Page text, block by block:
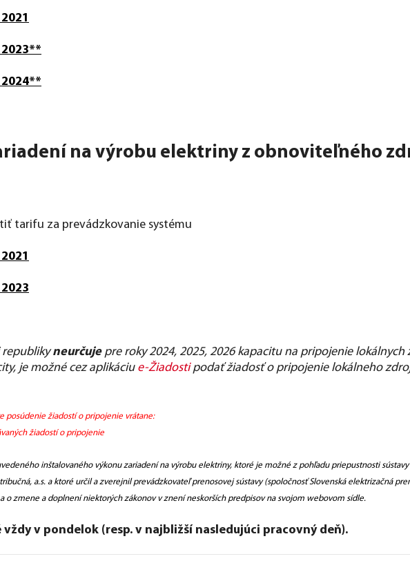
2023**
2024**
na výrobu elektriny z obnoviteľného
tarifu za prevádzkovanie systému
republikyneurčujepre roky 2024, 2025, 2026 kapacitu na pripojenie lokálnych
je možné cez aplikáciu e-Žiadostipodať žiadosť o pripojenie lokálneho
posúdenie žiadostí o pripojenie vrátane:
žiadostí o pripojenie
inštalovaného výkonu zariadení na výrobu elektriny, ktoré je možné z pohľadu priepustnosti
a.s. a ktoré určil a zverejnil prevádzkovateľ prenosovej sústavy (spoločnosť Slovenská elektrizačná
o zmene a doplnení niektorých zákonov v znení neskorších predpisov na svojom webovom sídle.
v pondelok (resp. v najbližší nasledujúci pracovný deň).